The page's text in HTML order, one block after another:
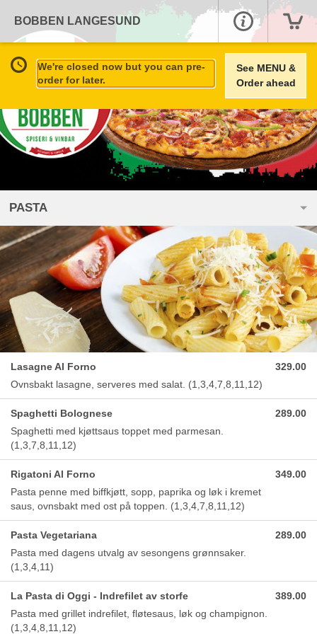
BOBBEN LANGESUND
We're closed now but you can pre-
order for later.
See MENU &
Order ahead
PASTA
Lasagne Al Forno
Ovnsbakt lasagne, serveres med salat. (1,3,4,7,8,11,12)
329.00
Spaghetti Bolognese
Spaghetti med kjøttsaus toppet med parmesan.
(1,3,7,8,11,12)
289.00
Rigatoni Al Forno
Pasta penne med biffkjøtt, sopp, paprika og løk i kremet
saus, ovnsbakt med ost på toppen. (1,3,4,7,8,11,12)
349.00
Pasta Vegetariana
Pasta med dagens utvalg av sesongens grønnsaker.
(1,3,4,11)
289.00
La Pasta di Oggi - Indrefilet av storfe
Pasta med grillet indrefilet, fløtesaus, løk og champignon.
(1,3,4,8,11,12)
389.00